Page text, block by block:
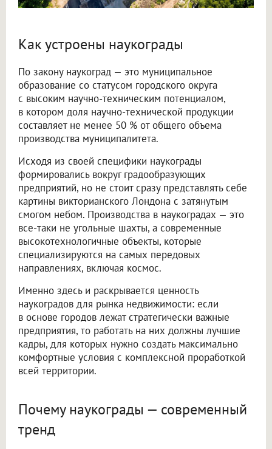
Как устроены наукограды
По закону наукоград — это муниципальное
образование со статусом городского округа
с высоким научно-техническим потенциалом,
в котором доля научно-технической продукции
составляет не менее 50 % от общего объема
производства муниципалитета.
Исходя из своей специфики наукограды
формировались вокруг градообразующих
предприятий, но не стоит сразу представлять себе
картины викторианского Лондона с затянутым
смогом небом. Производства в наукоградах — это
все-таки не угольные шахты, а современные
высокотехнологичные объекты, которые
специализируются на самых передовых
направлениях, включая космос.
Именно здесь и раскрывается ценность
наукоградов для рынка недвижимости: если
в основе городов лежат стратегически важные
предприятия, то работать на них должны лучшие
кадры, для которых нужно создать максимально
комфортные условия с комплексной проработкой
всей территории.
Почему наукограды — современный
тренд